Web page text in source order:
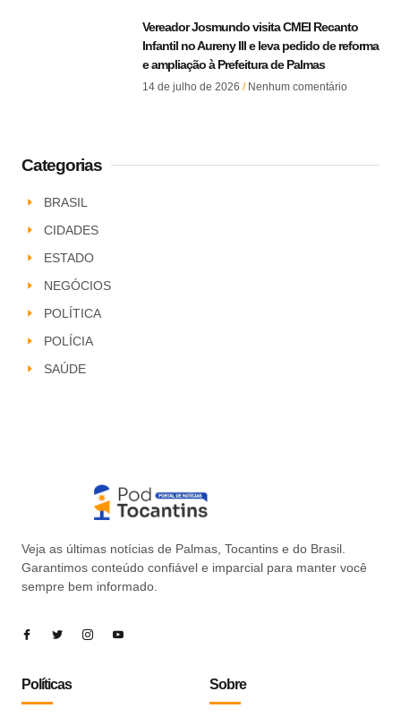
Vereador Josmundo visita CMEI Recanto
Infantil no Aureny III e leva pedido de reforma
e ampliação à Prefeitura de Palmas
14 de julho de 2026 Nenhum comentário
Categorias
BRASIL
CIDADES
ESTADO
NEGÓCIOS
POLÍTICA
POLÍCIA
SAÚDE
Veja as últimas notícias de Palmas, Tocantins e do Brasil.
Garantimos conteúdo confiável e imparcial para manter você
sempre bem informado.
Políticas Sobre